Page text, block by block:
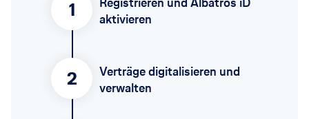
1
aktivieren
2
Verträge digitalisieren und
verwalten